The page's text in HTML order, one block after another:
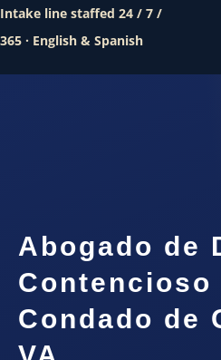
Intake line staffed 24 / 7 /
365 · English & Spanish
Abogado de
Contencioso
Condado de